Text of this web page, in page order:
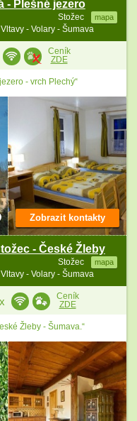
- Plešné jezero
Stožec mapa
- Volary - Šumava
Ceník
ZDE
- vrch Plechý“
- České Žleby
Stožec mapa
- Volary - Šumava
Zobrazit kontakty
Ceník
ZDE
Žleby - Šumava.“